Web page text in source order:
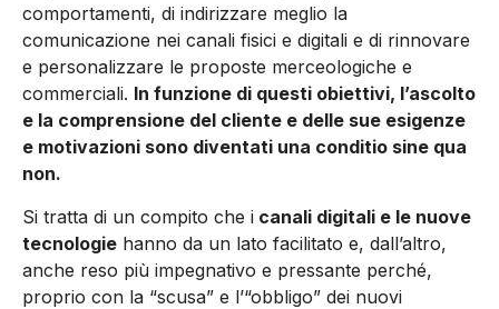
comportamenti, di indirizzare meglio la
comunicazione nei canali fisici e digitali e di rinnovare
e personalizzare le proposte merceologiche e
commerciali. In funzione di questi obiettivi, l’ascolto
e la comprensione del cliente e delle sue esigenze
e motivazioni sono diventati una conditio sine qua
non.
Si tratta di un compito che i canali digitali e le nuove
tecnologie hanno da un lato facilitato e, dall’altro,
anche reso più impegnativo e pressante perché,
proprio con la “scusa” e l’“obbligo” dei nuovi